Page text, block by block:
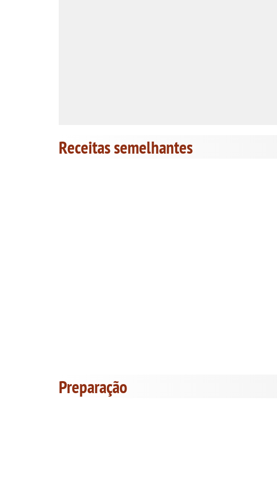
Receitas semelhantes
Preparação